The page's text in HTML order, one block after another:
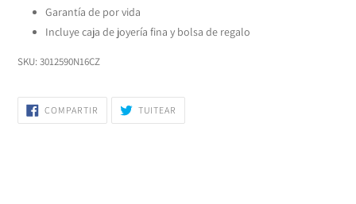
Garantía de por vida
Incluye caja de joyería fina y bolsa de regalo
SKU:3012590N16CZ
COMPARTIR COMPARTIR
FACEBOOK
TUITEAR
TWITTER